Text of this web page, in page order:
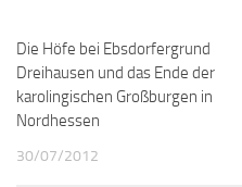
Die Höfe bei Ebsdorfergrund
Dreihausen und das Ende der
karolingischen Großburgen in
Nordhessen
30/07/2012